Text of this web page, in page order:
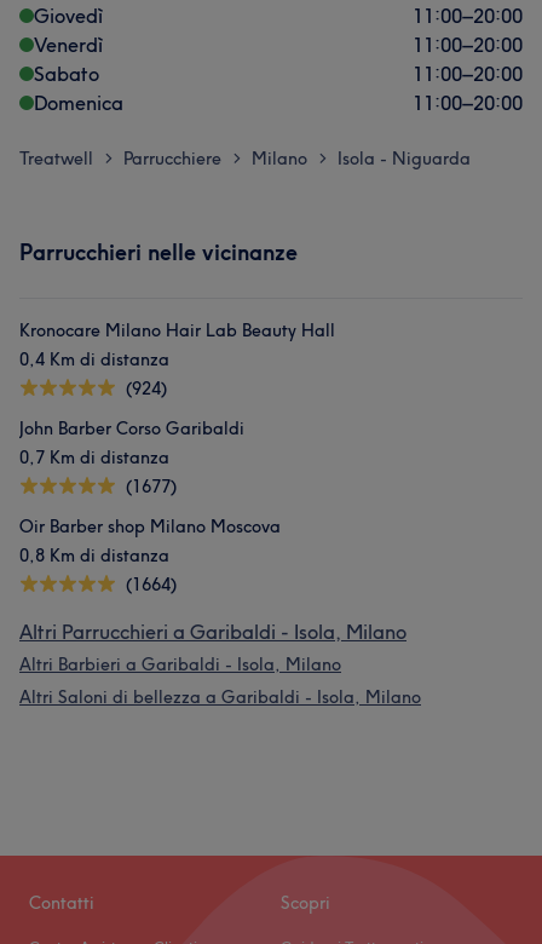
Giovedì
11:00–20:00
Venerdì
11:00–20:00
Sabato
11:00–20:00
Domenica
11:00–20:00
Treatwell > Parrucchiere > Milano > Isola - Niguarda
Parrucchieri nelle vicinanze
Kronocare Milano Hair Lab Beauty Hall
0,4 Km di distanza
(924)
John Barber Corso Garibaldi
0,7 Km di distanza
(1677)
Oir Barber shop Milano Moscova
0,8 Km di distanza
(1664)
Altri Parrucchieri a Garibaldi - Isola, Milano
Altri Barbieri a Garibaldi - Isola, Milano
Altri Saloni di bellezza a Garibaldi - Isola, Milano
Contatti Scopri